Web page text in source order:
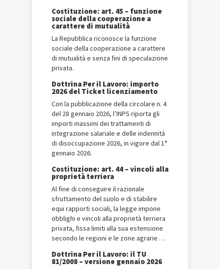
Costituzione: art. 45 – funzione
sociale della cooperazione a
carattere di mutualità
La Repubblica riconosce la funzione
sociale della cooperazione a carattere
di mutualità e senza fini di speculazione
privata.
Dottrina Per il Lavoro: importo
2026 del Ticket licenziamento
Con la pubblicazione della circolare n. 4
del 28 gennaio 2026, l’INPS riporta gli
importi massimi dei trattamenti di
integrazione salariale e delle indennità
di disoccupazione 2026, in vigore dal 1°
gennaio 2026.
Costituzione: art. 44 – vincoli alla
proprietà terriera
Al fine di conseguire il razionale
sfruttamento del suolo e di stabilire
equi rapporti sociali, la legge impone
obblighi e vincoli alla proprietà terriera
privata, fissa limiti alla sua estensione
secondo le regioni e le zone agrarie …
Dottrina Per il Lavoro: il TU
81/2008 – versione gennaio 2026